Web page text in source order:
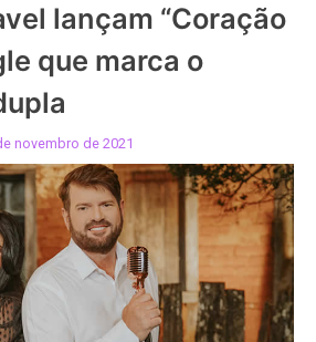
lançam “Coração
que marca o
novembro de 2021